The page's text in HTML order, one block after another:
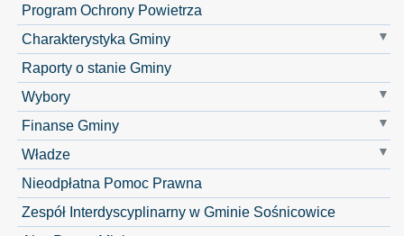
Program Ochrony Powietrza
Charakterystyka Gminy
Raporty o stanie Gminy
Wybory
Finanse Gminy
Władze
Nieodpłatna Pomoc Prawna
Zespół Interdyscyplinarny w Gminie Sośnicowice